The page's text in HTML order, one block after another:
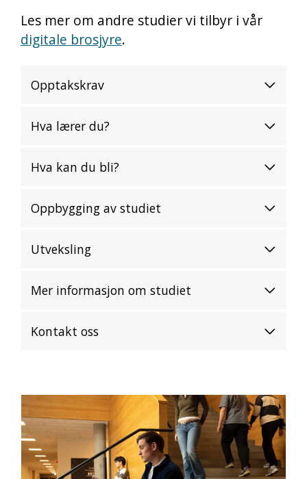
Les mer om andre studier vi tilbyr i vår
digitale brosjyre.
Opptakskrav
Hva lærer du?
Hva kan du bli?
Oppbygging av studiet
Utveksling
Mer informasjon om studiet
Kontakt oss